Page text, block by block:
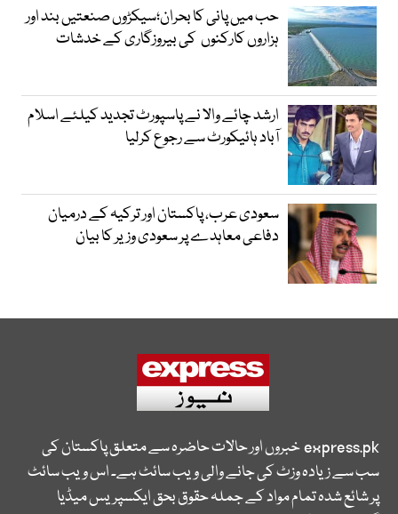
حب میں پانی کا بحران؛سیکڑوں صنعتیں بند اور
ہزاروں کارکنوں کی بیروزگاری کے خدشات
ارشد چائے والا نے پاسپورٹ تجدید کیلئے اسلام
آباد ہائیکورٹ سے رجوع کرلیا
سعودی عرب، پاکستان اور ترکیہ کے درمیان
دفاعی معاہدے پر سعودی وزیر کا بیان
express.pkخبروں اور حالات حاضرہ سے متعلق پاکستان کی
سب سے زیادہ وزٹ کی جانے والی ویب سائٹ ہے۔ اس ویب سائٹ
پر شائع شدہ تمام مواد کے جملہ حقوق بحق ایکسپریس میڈیا